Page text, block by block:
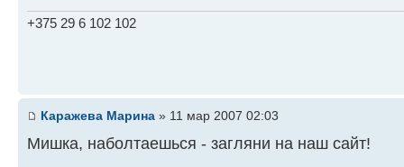
+375 29 6 102 102
Каражева Марина » 11 мар 2007 02:03
Мишка, наболтаешься - загляни на наш сайт!